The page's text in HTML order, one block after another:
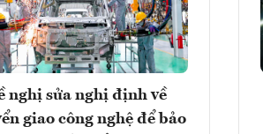
nghị sửa nghị định về
giao công nghệ để bảo